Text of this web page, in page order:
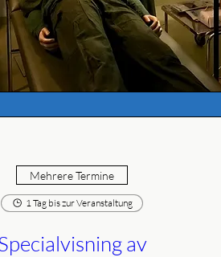
Mehrere Termine
1 Tag bis zur Veranstaltung
av